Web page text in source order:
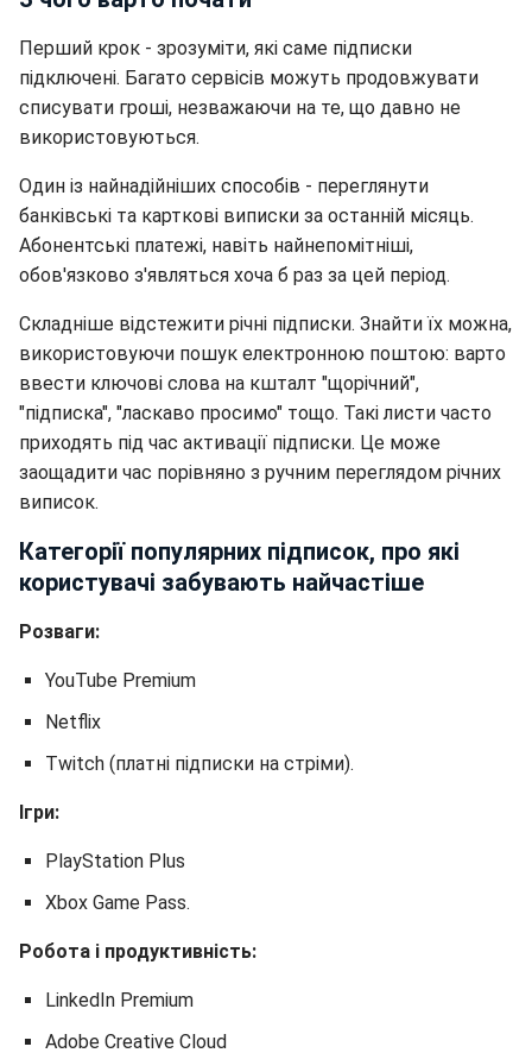
Перший крок - зрозуміти, які саме підписки
підключені. Багато сервісів можуть продовжувати
списувати гроші, незважаючи на те, що давно не
використовуються.
Один із найнадійніших способів - переглянути
банківські та карткові виписки за останній місяць.
Абонентські платежі, навіть найнепомітніші,
обов'язково з'являться хоча б раз за цей період.
Складніше відстежити річні підписки. Знайти їх можна,
використовуючи пошук електронною поштою: варто
ввести ключові слова на кшталт "щорічний",
"підписка", "ласкаво просимо" тощо. Такі листи часто
приходять під час активації підписки. Це може
заощадити час порівняно з ручним переглядом річних
виписок.
Категорії популярних підписок, про які
користувачі забувають найчастіше
Розваги:
YouTube Premium
Netflix
Twitch (платні підписки на стріми).
Ігри:
PlayStation Plus
Xbox Game Pass.
Робота і продуктивність:
LinkedIn Premium
Adobe Creative Cloud